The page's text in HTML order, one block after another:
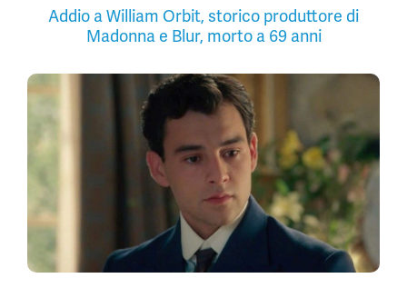
Addio a William Orbit, storico produttore di
Madonna e Blur, morto a 69 anni